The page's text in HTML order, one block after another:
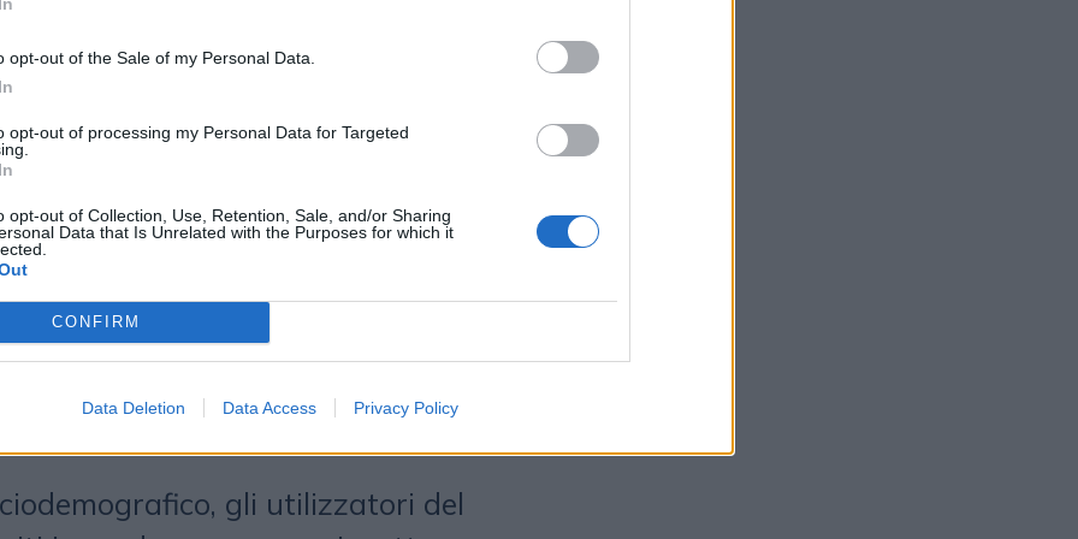
opt-out of the Sale of my Personal Data.
opt-out of processing my Personal Data for Targeted
opt-out of Collection, Use, Retention, Sale, and/or Sharing
Data that Is Unrelated with the Purposes for which it
CONFIRM
Data Deletion Data Access Privacy Policy
l'
ancora maggiori margini di
la naturalezza della voce
innovazioni nella
modelli di AI stanno riducendo
rispetto alle voci umane.
anche nelle intenzioni future:
di voler continuare a
che sale al
91%
tra gli
gli utilizzatori del